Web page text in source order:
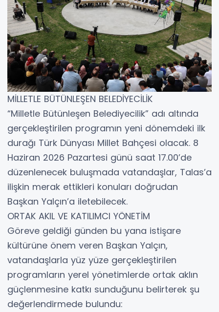
MİLLETLE BÜTÜNLEŞEN BELEDİYECİLİK
“Milletle Bütünleşen Belediyecilik” adı altında
gerçekleştirilen programın yeni dönemdeki ilk
durağı Türk Dünyası Millet Bahçesi olacak. 8
Haziran 2026 Pazartesi günü saat 17.00’de
düzenlenecek buluşmada vatandaşlar, Talas’a
ilişkin merak ettikleri konuları doğrudan
Başkan Yalçın’a iletebilecek.
ORTAK AKIL VE KATILIMCI YÖNETİM
Göreve geldiği günden bu yana istişare
kültürüne önem veren Başkan Yalçın,
vatandaşlarla yüz yüze gerçekleştirilen
programların yerel yönetimlerde ortak aklın
güçlenmesine katkı sunduğunu belirterek şu
değerlendirmede bulundu: